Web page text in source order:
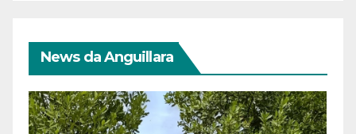
News da Anguillara